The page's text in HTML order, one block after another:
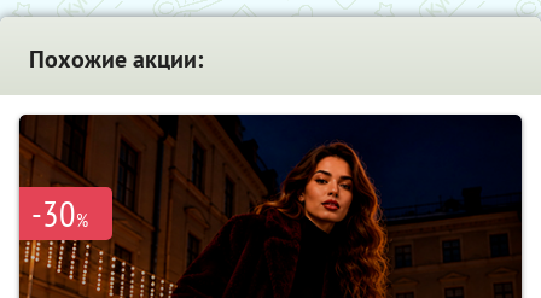
Похожие акции:
-30%